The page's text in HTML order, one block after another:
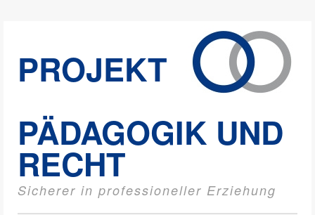
PROJEKT
PÄDAGOGIK UND
RECHT
Sicherer in professioneller Erziehung